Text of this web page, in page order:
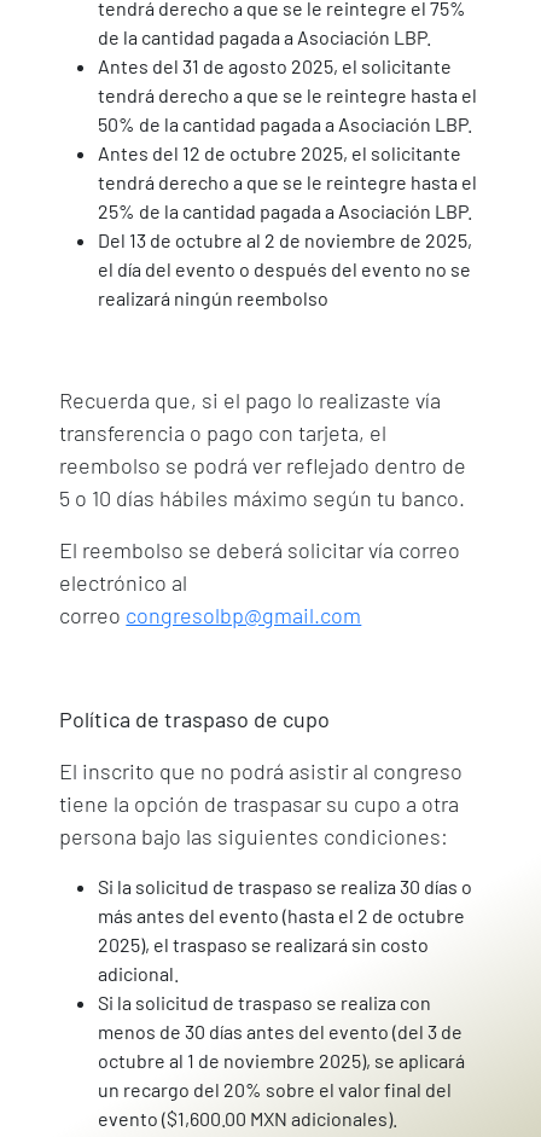
tendrá derecho a que se le reintegre el 75%
de la cantidad pagada a Asociación LBP.
Antes del 31 de agosto 2025, el solicitante
tendrá derecho a que se le reintegre hasta el
50% de la cantidad pagada a Asociación LBP.
Antes del 12 de octubre 2025, el solicitante
tendrá derecho a que se le reintegre hasta el
25% de la cantidad pagada a Asociación LBP.
Del 13 de octubre al 2 de noviembre de 2025,
el día del evento o después del evento no se
realizará ningún reembolso
Recuerda que, si el pago lo realizaste vía
transferencia o pago con tarjeta, el
reembolso se podrá ver reflejado dentro de
5 o 10 días hábiles máximo según tu banco.
El reembolso se deberá solicitar vía correo
electrónico al
correo congresolbp@gmail.com
Política de traspaso de cupo
El inscrito que no podrá asistir al congreso
tiene la opción de traspasar su cupo a otra
persona bajo las siguientes condiciones:
Si la solicitud de traspaso se realiza 30 días o
más antes del evento (hasta el 2 de octubre
2025), el traspaso se realizará sin costo
adicional.
Si la solicitud de traspaso se realiza con
menos de 30 días antes del evento (del 3 de
octubre al 1 de noviembre 2025), se aplicará
un recargo del 20% sobre el valor final del
evento ($1,600.00 MXN adicionales).